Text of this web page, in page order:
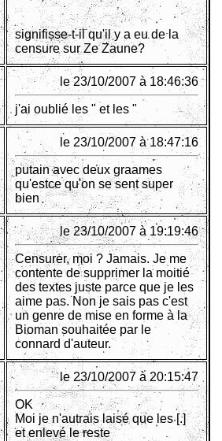
signifisse-t-il qu'il y a eu de la
censure sur Ze Zaune?
le 23/10/2007 à 18:46:36
j'ai oublié les " et les "
le 23/10/2007 à 18:47:16
putain avec deux graames
qu'estce qu'on se sent super
bien
le 23/10/2007 à 19:19:46
Censurer, moi ? Jamais. Je me
contente de supprimer la moitié
des textes juste parce que je les
aime pas. Non je sais pas c'est
un genre de mise en forme à la
Bioman souhaitée par le
connard d'auteur.
le 23/10/2007 à 20:15:47
OK
Moi je n'autrais laisé que les [.]
et enlevé le reste